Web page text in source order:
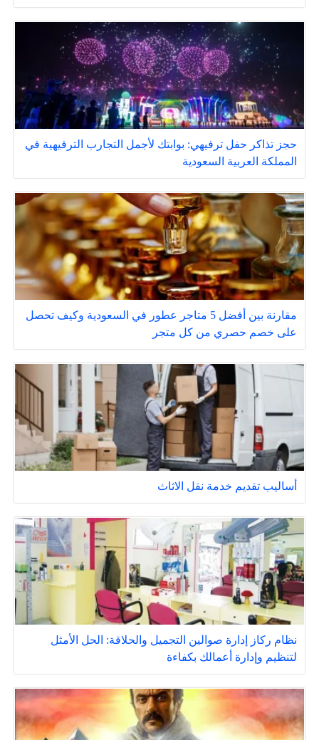
حجز تذاكر حفل ترفيهي: بوابتك لأجمل التجارب الترفيهية في
المملكة العربية السعودية
مقارنة بين أفضل 5 متاجر عطور في السعودية وكيف تحصل
على خصم حصري من كل متجر
أساليب تقديم خدمة نقل الاثاث
نظام ركاز إدارة صوالين التجميل والحلاقة: الحل الأمثل
لتنظيم وإدارة أعمالك بكفاءة